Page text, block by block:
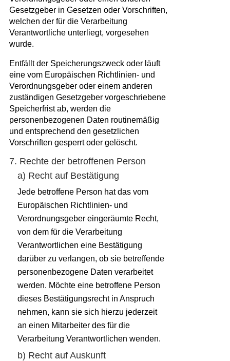
Gesetzgeber in Gesetzen oder Vorschriften,
welchen der für die Verarbeitung
Verantwortliche unterliegt, vorgesehen
wurde.
Entfällt der Speicherungszweck oder läuft
eine vom Europäischen Richtlinien- und
Verordnungsgeber oder einem anderen
zuständigen Gesetzgeber vorgeschriebene
Speicherfrist ab, werden die
personenbezogenen Daten routinemäßig
und entsprechend den gesetzlichen
Vorschriften gesperrt oder gelöscht.
7. Rechte der betroffenen Person
a) Recht auf Bestätigung
Jede betroffene Person hat das vom
Europäischen Richtlinien- und
Verordnungsgeber eingeräumte Recht,
von dem für die Verarbeitung
Verantwortlichen eine Bestätigung
darüber zu verlangen, ob sie betreffende
personenbezogene Daten verarbeitet
werden. Möchte eine betroffene Person
dieses Bestätigungsrecht in Anspruch
nehmen, kann sie sich hierzu jederzeit
an einen Mitarbeiter des für die
Verarbeitung Verantwortlichen wenden.
b) Recht auf Auskunft